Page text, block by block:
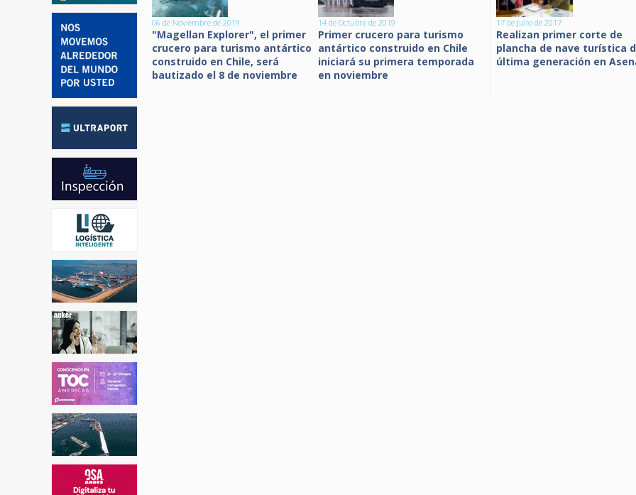
06 de Noviembre de 2019
"Magellan Explorer", el primer
crucero para turismo antártico
construido en Chile, será
bautizado el 8 de noviembre
14 de Octubre de 2019
Primer crucero para turismo
antártico construido en Chile
iniciará su primera temporada
en noviembre
17 de Julio de 2017
Realizan primer corte de
plancha de nave turística
última generación en